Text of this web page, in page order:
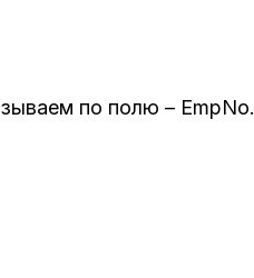
по полю – EmpNo.